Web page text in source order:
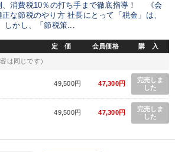
消費税10％の打ち手まで徹底指導！ 《会
な節税のやり方 社長にとって「税金」は、
しかし、「節税策...
定 価 会員価格 購 入
は同じです）
49,500円 47,300円
完売しま
した
49,500円 47,300円
完売しま
した